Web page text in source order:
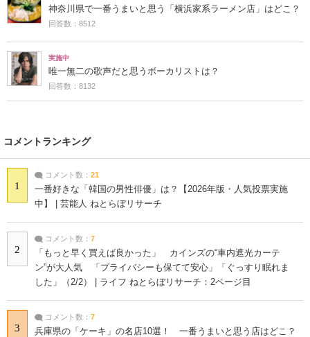
神奈川県で一番うまいと思う「横浜家系ラーメン店」はどこ？
回答数：8512
実施中
唯一無二の歌声だと思うボーカリストは？
回答数：8132
コメントランキング
1
コメント数： 21
一番好きな「韓国の男性俳優」は？【2026年版・人気投票実施
中】 | 芸能人 ねとらぼリサーチ
2
コメント数： 7
「もっと早く買えば良かった」 カインズの“車内遮光カーテ
ン”が大人気 「プライバシーも保てて安心」「ぐっすり眠れま
した」（2/2） | ライフ ねとらぼリサーチ：2ページ目
3
コメント数： 7
兵庫県の「ケーキ」の名店10選！ 一番うまいと思う店はどこ？